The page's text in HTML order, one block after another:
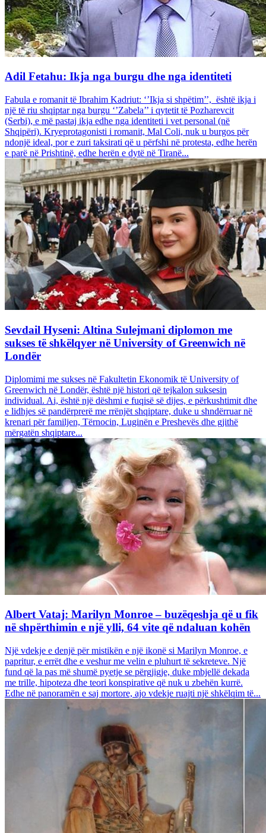
Adil Fetahu: Ikja nga burgu dhe nga identiteti
Fabula e romanit të Ibrahim Kadriut: ‘’Ikja si shpëtim’’, është ikja i
një të riu shqiptar nga burgu ‘’Zabela’’ i qytetit të Pozharevcit
(Serbi), e më pastaj ikja edhe nga identiteti i vet personal (në
Shqipëri). Kryeprotagonisti i romanit, Mal Coli, nuk u burgos për
ndonjë ideal, por e zuri taksirati që u përfshi në protesta, edhe herën
e parë në Prishtinë, edhe herën e dytë në Tiranë...
Sevdail Hyseni: Altina Sulejmani diplomon me
sukses të shkëlqyer në University of Greenwich në
Londër
Diplomimi me sukses në Fakultetin Ekonomik të University of
Greenwich në Londër, është një histori që tejkalon suksesin
individual. Ai, është një dëshmi e fuqisë së dijes, e përkushtimit dhe
e lidhjes së pandërprerë me rrënjët shqiptare, duke u shndërruar në
krenari për familjen, Tërnocin, Luginën e Preshevës dhe gjithë
mërgatën shqiptare...
Albert Vataj: Marilyn Monroe – buzëqeshja që u fik
në shpërthimin e një ylli, 64 vite që ndaluan kohën
Një vdekje e denjë për mistikën e një ikonë si Marilyn Monroe, e
papritur, e errët dhe e veshur me velin e pluhurt të sekreteve. Një
fund që la pas më shumë pyetje se përgjigje, duke mbjellë dekada
me trille, hipoteza dhe teori konspirative që nuk u zbehën kurrë.
Edhe në panoramën e saj mortore, ajo vdekje ruajti një shkëlqim të...